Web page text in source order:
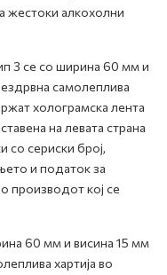
жестоки алкохолни
3 се со ширина 60 мм и
самолеплива
холограмска лента
на левата страна
со сериски број,
и податок за
производот кој се
60 мм и висина 15 мм
хартија во